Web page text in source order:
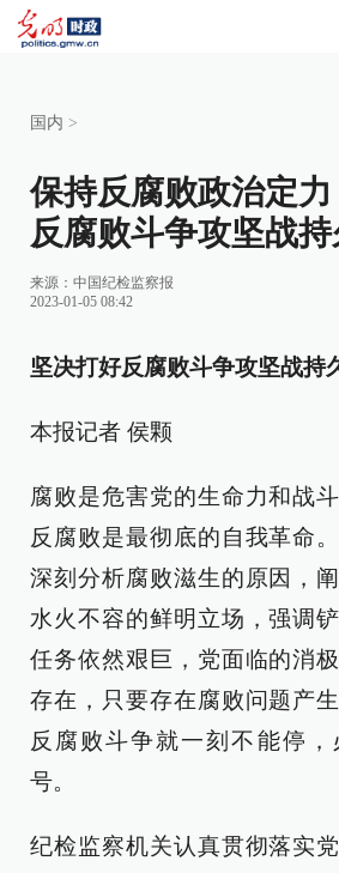
国内 >
保持反腐败政治定
反腐败斗争攻坚战
来源： 中国纪检监察报
2023-01-05 08:42
坚决打好反腐败斗争攻坚战持
本报记者 侯颗
腐败是危害党的生命力和战
反腐败是最彻底的自我革命
深刻分析腐败滋生的原因，
水火不容的鲜明立场，强调
任务依然艰巨，党面临的消
存在，只要存在腐败问题产
反腐败斗争就一刻不能停
号。
纪检监察机关认真贯彻落实